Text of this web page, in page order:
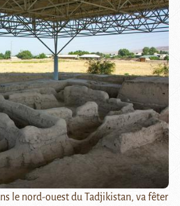
le nord-ouest du Tadjikistan, va fêter